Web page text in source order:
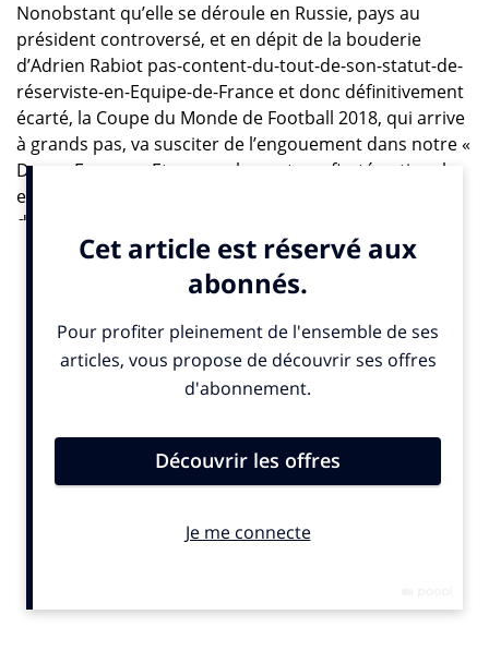
Nonobstant qu’elle se déroule en Russie, pays au
président controversé, et en dépit de la bouderie
d’Adrien Rabiot pas-content-du-tout-de-son-statut-de-
réserviste-en-Equipe-de-France et donc définitivement
écarté, la Coupe du Monde de Football 2018, qui arrive
à grands pas, va susciter de l’engouement dans notre «
Douce France ». Et pas seulement par fierté nationale
et dans l’espoir d’une victoire puisque seulement 42%
de nos concitoyens (contre 70% des Allemands pour
leur équipe) estiment que les Bleus seront à nouveau
les prochains champions de la compétition. Elle va être
donc être regardée, analysée, commentée…
copieusement. Mais par qui, à quel moment, sur quels
canaux, dans quels lieux, combien de temps… ?
Réponses avec la nouvelle étude réalisée par DCMN
Royaume-Uni, Afrique du Sud et aux États-Unis.
Premiers enseignements : 84% des Français prévoient
moitié des matchs, tandis que l’intérêt pour la
sortante, suivie par le Royaume-Uni (86%). Du côté